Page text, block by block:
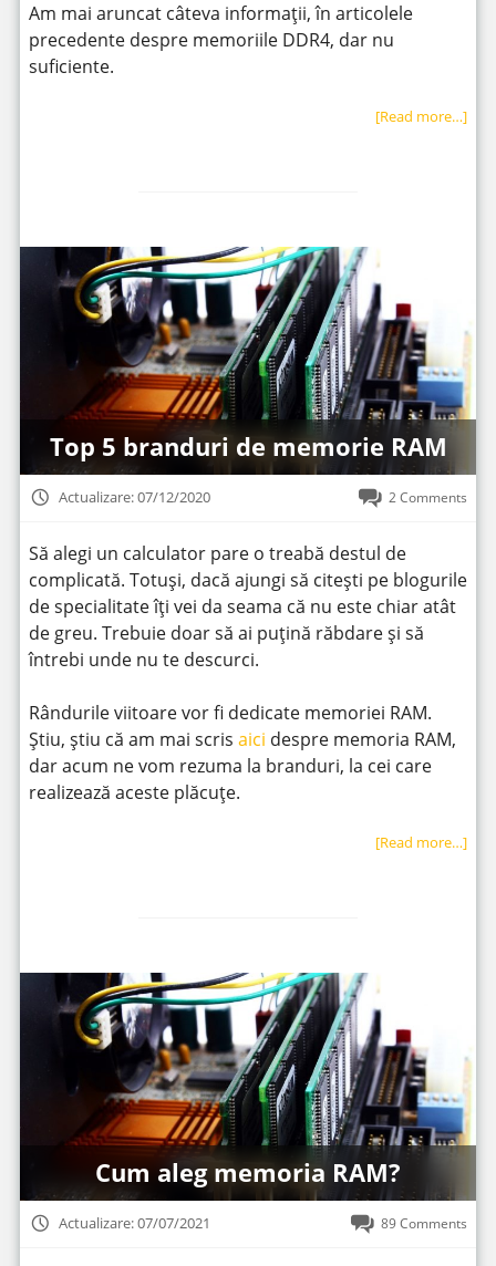
Am mai aruncat câteva informații, în articolele
precedente despre memoriile DDR4, dar nu
suficiente.
[Read more…]
Top 5 branduri de memorie RAM
Actualizare: 07/12/2020 2 Comments
Să alegi un calculator pare o treabă destul de
complicată. Totuși, dacă ajungi să citești pe blogurile
de specialitate îți vei da seama că nu este chiar atât
de greu. Trebuie doar să ai puțină răbdare și să
întrebi unde nu te descurci.
Rândurile viitoare vor fi dedicate memoriei RAM.
Știu, știu că am mai scris aici despre memoria RAM,
dar acum ne vom rezuma la branduri, la cei care
realizează aceste plăcuțe.
[Read more…]
Cum aleg memoria RAM?
Actualizare: 07/07/2021 89 Comments